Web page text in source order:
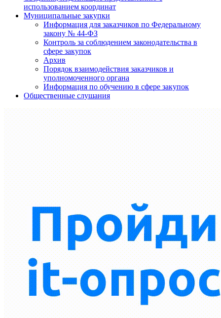
использованием координат
Муниципальные закупки
Информация для заказчиков по Федеральному
закону № 44-ФЗ
Контроль за соблюдением законодательства в
сфере закупок
Архив
Порядок взаимодействия заказчиков и
уполномоченного органа
Информация по обучению в сфере закупок
Общественные слушания